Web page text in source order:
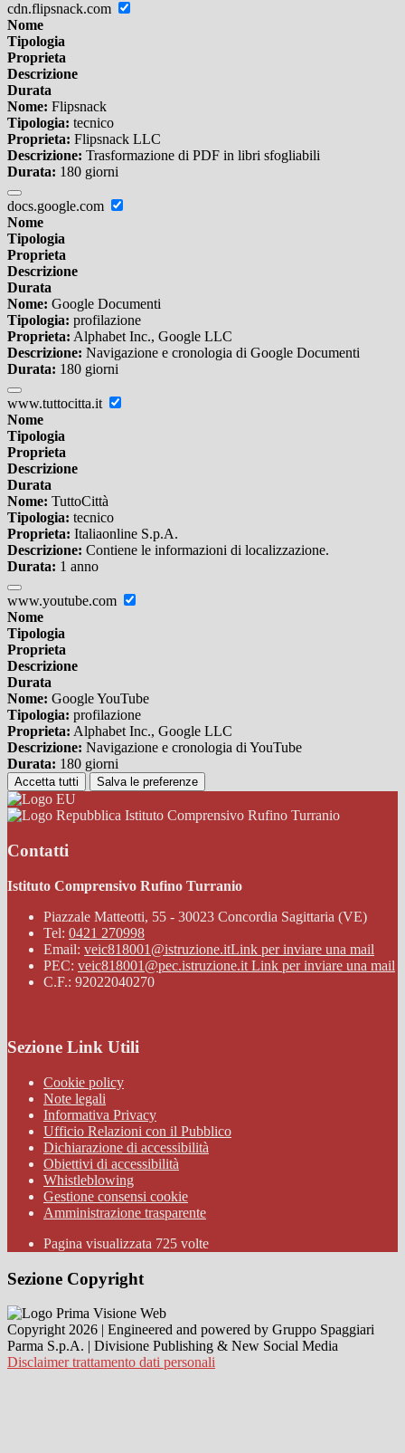
cdn.flipsnack.com
Nome
Tipologia
Proprieta
Descrizione
Durata
Nome: Flipsnack
Tipologia: tecnico
Proprieta: Flipsnack LLC
Descrizione: Trasformazione di PDF in libri sfogliabili
Durata: 180 giorni
docs.google.com
Nome
Tipologia
Proprieta
Descrizione
Durata
Nome: Google Documenti
Tipologia: profilazione
Proprieta: Alphabet Inc., Google LLC
Descrizione: Navigazione e cronologia di Google Documenti
Durata: 180 giorni
www.tuttocitta.it
Nome
Tipologia
Proprieta
Descrizione
Durata
Nome: TuttoCittà
Tipologia: tecnico
Proprieta: Italiaonline S.p.A.
Descrizione: Contiene le informazioni di localizzazione.
Durata: 1 anno
www.youtube.com
Nome
Tipologia
Proprieta
Descrizione
Durata
Nome: Google YouTube
Tipologia: profilazione
Proprieta: Alphabet Inc., Google LLC
Descrizione: Navigazione e cronologia di YouTube
Durata: 180 giorni
Accetta tutti Salva le preferenze
Istituto Comprensivo Rufino Turranio
Contatti
Istituto Comprensivo Rufino Turranio
Piazzale Matteotti, 55 - 30023 Concordia Sagittaria (VE)
Tel: 0421 270998
Email: veic818001@istruzione.itLink per inviare una mail
PEC: veic818001@pec.istruzione.it Link per inviare una mail
C.F.: 92022040270
Sezione Link Utili
Cookie policy
Note legali
Informativa Privacy
Ufficio Relazioni con il Pubblico
Dichiarazione di accessibilità
Obiettivi di accessibilità
Whistleblowing
Gestione consensi cookie
Amministrazione trasparente
Pagina visualizzata 725 volte
Sezione Copyright
Copyright 2026 | Engineered and powered by Gruppo Spaggiari
Parma S.p.A. | Divisione Publishing & New Social Media
Disclaimer trattamento dati personali